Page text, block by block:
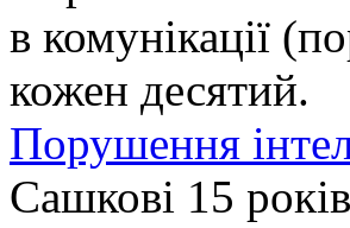
в комунікації
кожен десятий.
Порушення
Сашкові 15